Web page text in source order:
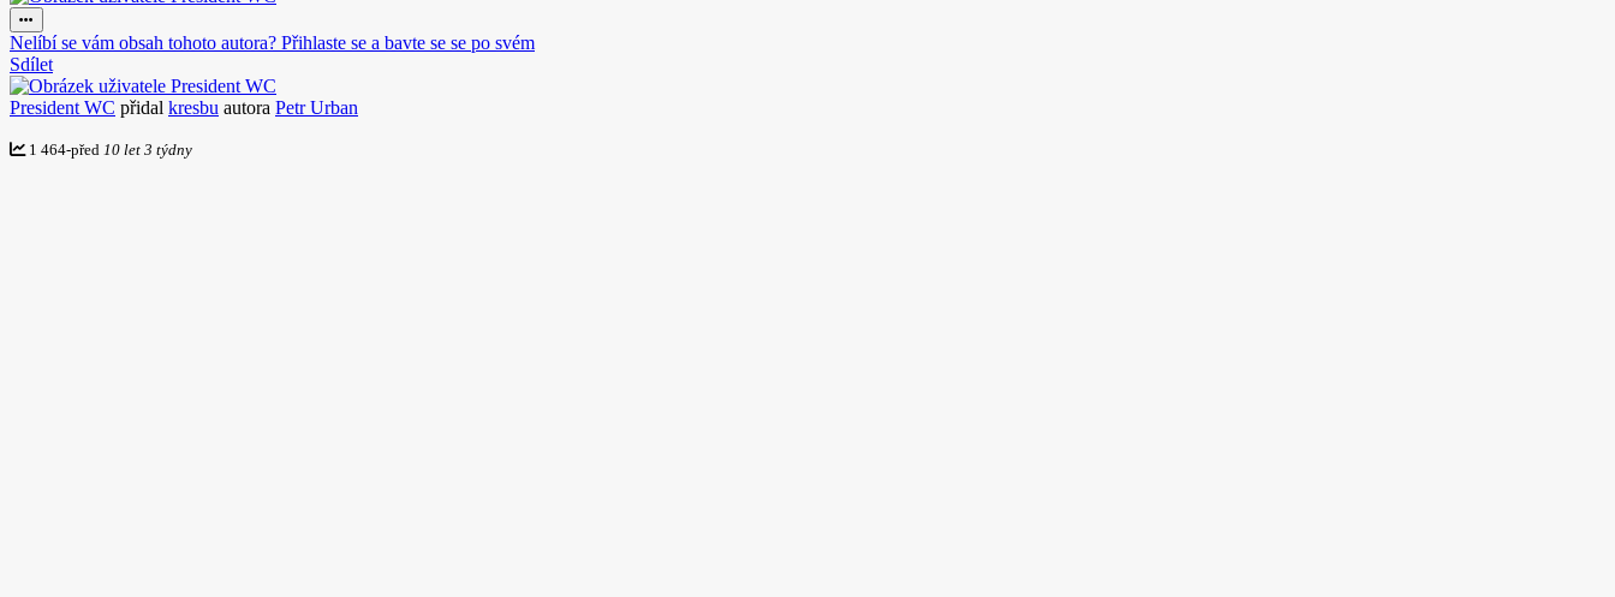
Nelíbí se vám obsah tohoto autora? Přihlaste se a bavte se se po svém
Sdílet
President WC přidal kresbu autora Petr Urban
1 464-před 10 let 3 týdny